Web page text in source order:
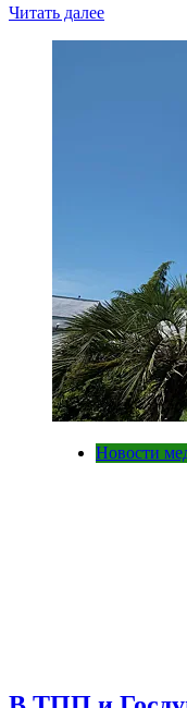
Читать далее
Новости